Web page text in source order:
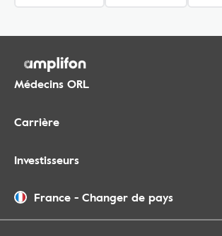
Médecins ORL
Carrière
Investisseurs
France - Changer de pays